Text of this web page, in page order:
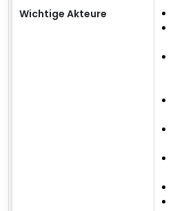
Wichtige Akteure